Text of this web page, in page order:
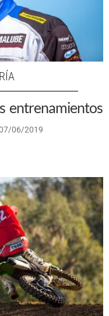
entrenamientos
06/2019